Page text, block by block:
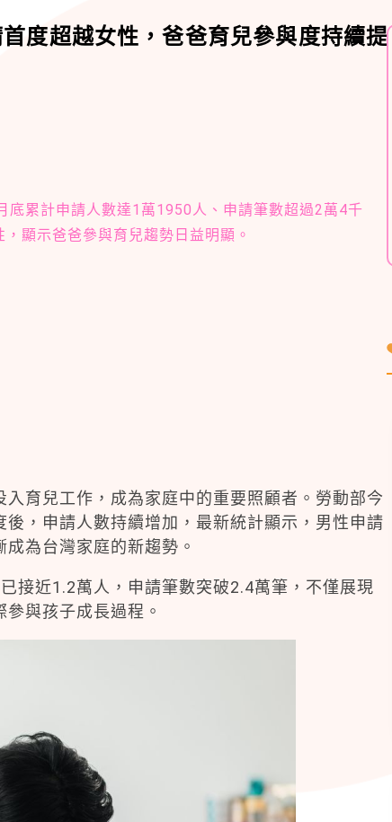
度超越女性，爸爸育兒參與度持續提
底累計申請人數達1萬1950人、申請筆數超過2萬4千
顯示爸爸參與育兒趨勢日益明顯。
育兒工作，成為家庭中的重要照顧者。勞動部今
，申請人數持續增加，最新統計顯示，男性申請
為台灣家庭的新趨勢。
接近1.2萬人，申請筆數突破2.4萬筆，不僅展現
與孩子成長過程。